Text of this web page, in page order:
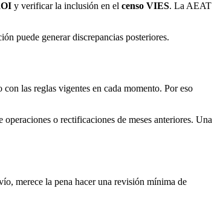
y verificar la inclusión en el censo VIES. La AEAT
puede generar discrepancias posteriores.
las reglas vigentes en cada momento. Por eso
o rectificaciones de meses anteriores. Una
merece la pena hacer una revisión mínima de